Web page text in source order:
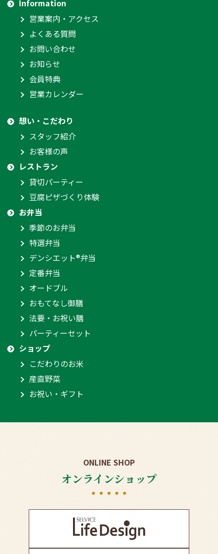
Information
営業案内・アクセス
よくある質問
お問い合わせ
お知らせ
会員特典
営業カレンダー
想い・こだわり
スタッフ紹介
お客様の声
レストラン
貸切パーティー
豆腐ピザづくり体験
お弁当
季節のお弁当
特選弁当
デンシエット®弁当
定番弁当
オードブル
おもてなし御膳
法要・お祝い膳
パーティーセット
ショップ
こだわりのお米
産直野菜
お祝い・ギフト
ONLINE SHOP
オンラインショップ